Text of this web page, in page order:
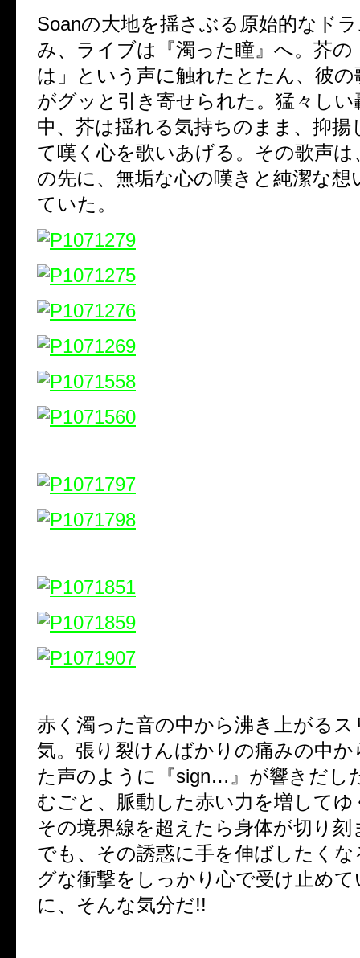
Soanの大地を揺さぶる原始的なド
み、ライブは『濁った瞳』へ。芥の
は」という声に触れたとたん、彼の
がグッと引き寄せられた。猛々しい
中、芥は揺れる気持ちのまま、抑揚
て嘆く心を歌いあげる。その歌声は
の先に、無垢な心の嘆きと純潔な想
ていた。
赤く濁った音の中から沸き上がる
気。張り裂けんばかりの痛みの中か
た声のように『sign…』が響きだし
むごと、脈動した赤い力を増してゆ
その境界線を超えたら身体が切り
でも、その誘惑に手を伸ばしたく
グな衝撃をしっかり心で受け止め
に、そんな気分だ!!